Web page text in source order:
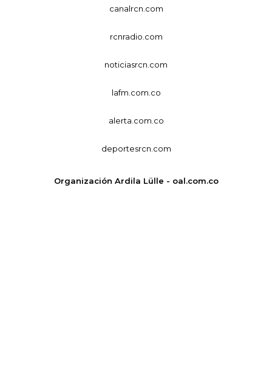
canalrcn.com
rcnradio.com
noticiasrcn.com
lafm.com.co
alerta.com.co
deportesrcn.com
Organización Ardila Lülle - oal.com.co